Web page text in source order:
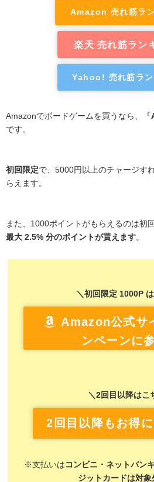
Amazon 売れ筋ラン
楽天 売れ筋ラン
Yahoo! 売れ筋ラン
Amazonでボードゲームを買うなら、
です。
初回限定で、5000円以上のチャージす
らえます。
また、1000ポイントがもらえるのは初
最大 2.5% 分のポイントが貰えます。
＼初回限定 1000P
Amazon公式サ
ンペーンに
＼2回目以降はこ
2回目以降もお得に
※支払いは コンビニ・ネットバン
ジットカードは対象